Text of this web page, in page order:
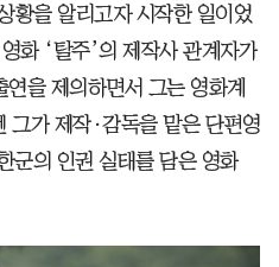
황을 알리고자 시작한 일이었
화 ‘탈주’의 제작사 관계자가
을 제의하면서 그는 영화계
그가 제작·감독을 맡은 단편영
군의 인권 실태를 담은 영화